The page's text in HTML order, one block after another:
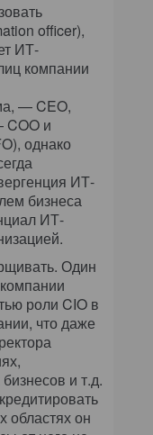
officer),
ИТ-
компании
— CEO,
COO и
однако
ИТ-
бизнеса
ИТ-
Один
роли CIO в
что даже
и т.д.
областях он